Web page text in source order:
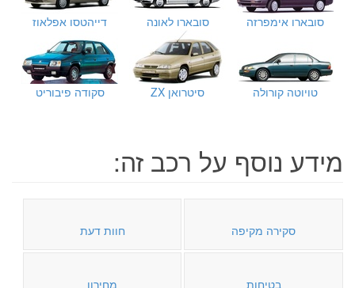
סובארו אימפרזה סובארו לאונה דייהטסו אפלאוז
טויוטה קורולה סיטרואן ZX סקודה פיבוריט
מידע נוסף על רכב זה:
סקירה מקיפה חוות דעת
בטיחות מחירון